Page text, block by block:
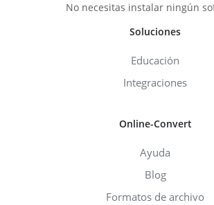
No necesitas instalar ningún
Soluciones
Educación
Integraciones
Online-Convert
Ayuda
Blog
Formatos de archivo